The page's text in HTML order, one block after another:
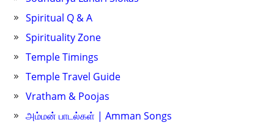
Spiritual Q & A
Spirituality Zone
Temple Timings
Temple Travel Guide
Vratham & Poojas
அம்மன் பாடல்கள் | Amman Songs